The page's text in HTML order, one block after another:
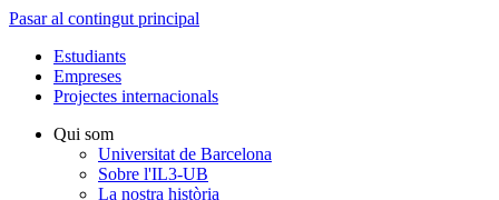
Pasar al contingut principal
Estudiants
Empreses
Projectes internacionals
Qui som
Universitat de Barcelona
Sobre l'IL3-UB
La nostra història